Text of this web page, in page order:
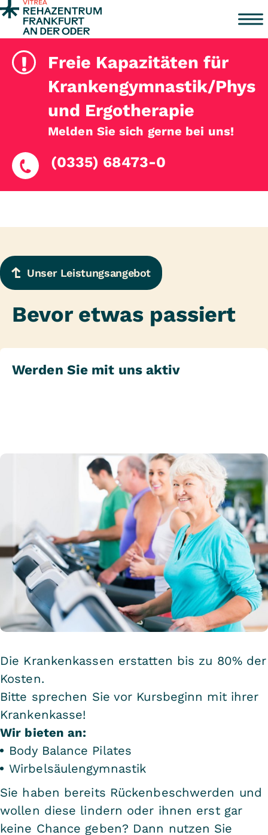
Zum Inhalt springen
!
Freie Kapazitäten für
Krankengymnastik/
und Ergotherapie
Melden Sie sich gerne bei uns!
(0335) 68473-0
Unser Leistungsangebot
Bevor etwas passiert
Werden Sie mit uns aktiv
Die Krankenkassen erstatten bis zu 80% der
Kosten.
Bitte sprechen Sie vor Kursbeginn mit ihrer
Krankenkasse!
Wir bieten an:
Body Balance Pilates
Wirbelsäulengymnastik
Sie haben bereits Rückenbeschwerden und
wollen diese lindern oder ihnen erst gar
keine Chance geben? Dann nutzen Sie